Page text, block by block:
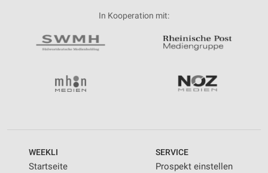
In Kooperation mit:
WEEKLI
Startseite
SERVICE
Prospekt einstellen